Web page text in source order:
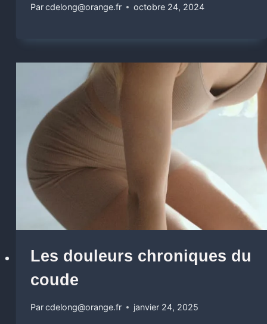
Parcdelong@orange.fr octobre 24, 2024
Les douleurs chroniques du
coude
Parcdelong@orange.fr janvier 24, 2025